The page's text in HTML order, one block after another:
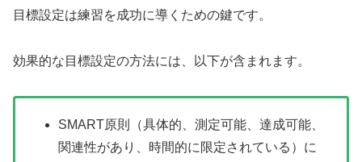
目標設定は練習を成功に導くための鍵です。
効果的な目標設定の方法には、以下が含まれます。
SMART原則（具体的、測定可能、達成可能、
関連性があり、時間的に限定されている）に